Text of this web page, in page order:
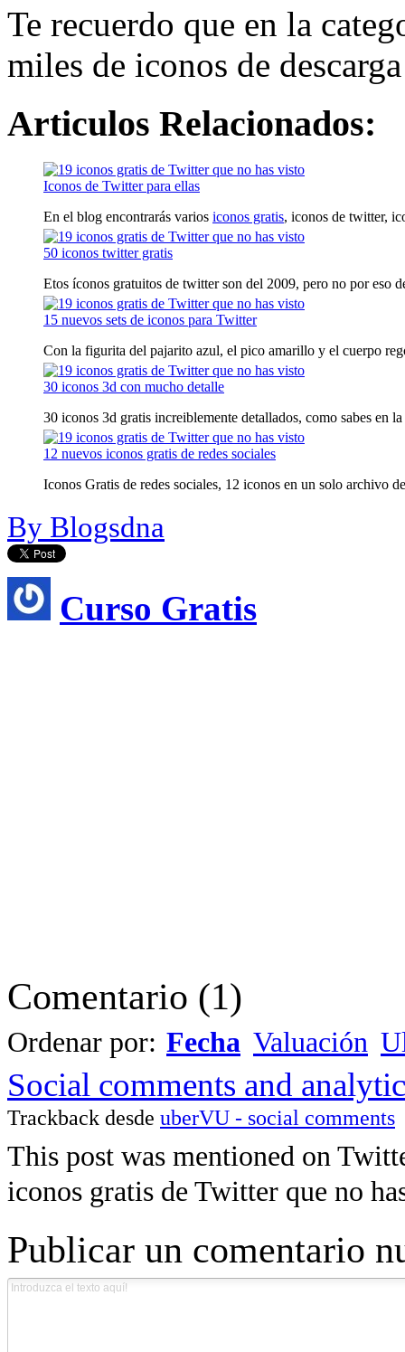
Te recuerdo que en la
miles de iconos de
Articulos Relacionados:
Iconos de Twitter para ellas
En el blog encontrarás varios iconos gratis, iconos de twitter,
50 iconos twitter gratis
Etos íconos gratuitos de twitter son del 2009, pero no por eso
15 nuevos sets de iconos para Twitter
Con la figurita del pajarito azul, el pico amarillo y el cuerpo
30 iconos 3d con mucho detalle
30 iconos 3d gratis increiblemente detallados, como sabes en
12 nuevos iconos gratis de redes sociales
Iconos Gratis de redes sociales, 12 iconos en un solo archivo
By Blogsdna
Curso Gratis
Comentario (1)
Ordenar por: Fecha Valuación
Social comments and
Trackback desde uberVU - social comments
This post was mentioned on
iconos gratis de Twitter que no
Publicar un comentario